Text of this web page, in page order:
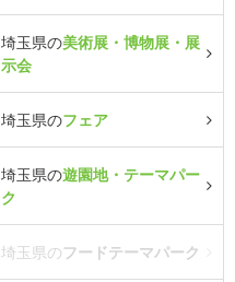
埼玉県の美術展・博物展・展
示会
埼玉県のフェア
埼玉県の遊園地・テーマパー
ク
埼玉県のフードテーマパーク